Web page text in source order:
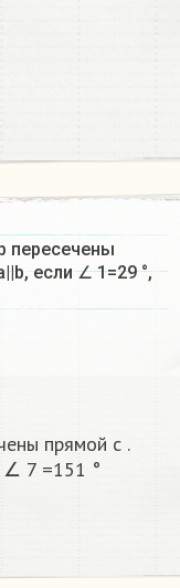
пересечены
если ∠ 1=29 °,
прямой с .
∠ 7 =151 °​